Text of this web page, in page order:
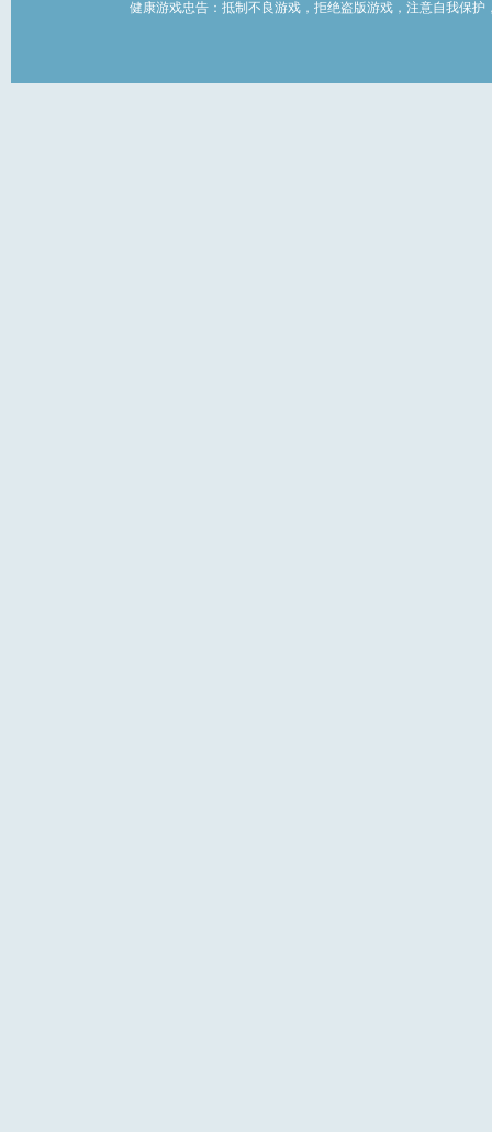
健康游戏忠告：抵制不良游戏，拒绝盗版游戏，注意自我保